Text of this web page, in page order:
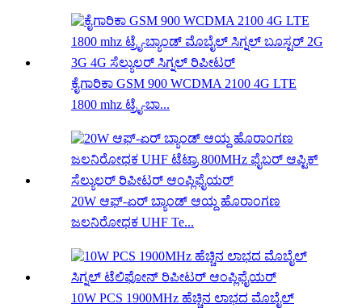
ಕೈಗಾರಿಕಾ GSM 900 WCDMA 2100 4G LTE
1800 mhz ಟ್ರೈ-ಬಾ...
20W ಆಫ್-ಏರ್ ಬ್ಯಾಂಡ್ ಆಯ್ದ ಹೊರಾಂಗಣ
ಜಲನಿರೋಧಕ UHF Te...
10W PCS 1900MHz ಹೆಚ್ಚಿನ ಲಾಭದ ಮೊಬೈಲ್